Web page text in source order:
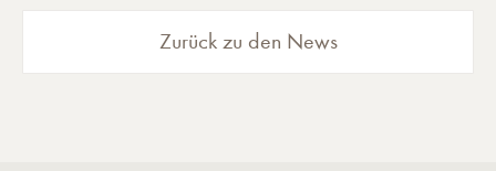
Zurück zu den News